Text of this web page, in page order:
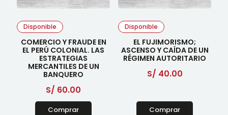
Disponible
COMERCIO Y FRAUDE EN
EL PERÚ COLONIAL. LAS
ESTRATEGIAS
MERCANTILES DE UN
BANQUERO
S/ 60.00
Comprar
Disponible
EL FUJIMORISMO;
ASCENSO Y CAÍDA DE UN
RÉGIMEN AUTORITARIO
S/ 40.00
Comprar